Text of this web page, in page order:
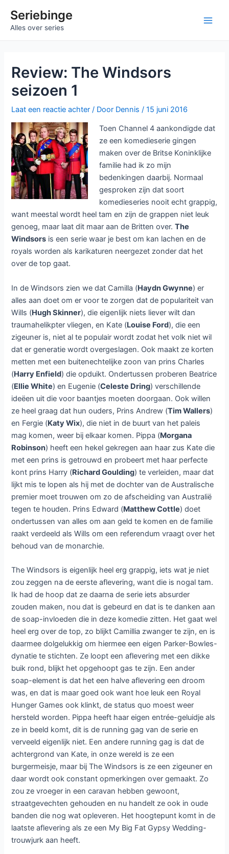
naarSeriebinge
Alles over series
Review: The Windsors
seizoen 1
Laat een reactie achter / Door Dennis/15 juni 2016
Toen Channel 4 aankondigde dat
ze een komedieserie gingen
maken over de Britse Koninklijke
familie had ik zo mijn
bedenkingen daarbij. Normaal
gesproken zijn dat soort
komedieseries nooit echt grappig,
want meestal wordt heel tam en zijn de grappen niet leuk
genoeg, maar laat dit maar aan de Britten over.The
Windsors is een serie waar je best om kan lachen en de
royals worden als karikaturen neergezet zonder dat het
over de top gaat.
In de Windsors zien we dat Camilla (Haydn Gwynne) er
alles aan doet om er voor te zorgen dat de populariteit van
Wills (Hugh Skinner), die eigenlijk niets liever wilt dan
traumahelikpter vliegen, en Kate (Louise Ford), die een
zigeuner is, niet al te populair wordt zodat het volk niet wil
dat er generatie wordt overgeslagen. Ook maakt ze korten
metten met een buitenechtelijke zoon van prins Charles
(Harry Enfield) die opduikt. Ondertussen proberen Beatrice
(Ellie White) en Eugenie (Celeste Dring) verschillende
ideëen uit die voor baantjes moeten doorgaan. Ook willen
ze heel graag dat hun ouders, Prins Andrew (Tim Wallers)
en Fergie (Katy Wix), die niet in de buurt van het paleis
mag komen, weer bij elkaar komen. Pippa (Morgana
Robinson) heeft een hekel gekregen aan haar zus Kate die
met een prins is getrouwd en probeert met haar perfecte
kont prins Harry (Richard Goulding) te verleiden, maar dat
lijkt mis te lopen als hij met de dochter van de Australische
premier moet trouwen om zo de afscheiding van Australië
tegen te houden. Prins Edward (Matthew Cottle) doet
ondertussen van alles om aan geld te komen en de familie
raakt verdeeld als Wills om een referendum vraagt over het
behoud van de monarchie.
The Windsors is eigenlijk heel erg grappig, iets wat je niet
zou zeggen na de eerste aflevering, want die is nogal tam.
Ik had de hoop dat ze daarna de serie iets absurder
zouden maken, nou dat is gebeurd en dat is te danken aan
de soap-invloeden die in deze komedie zitten. Het gaat wel
heel erg over de top, zo blijkt Camillia zwanger te zijn, en is
daarmee dolgelukkig om hiermee een eigen Parker-Bowles-
dynatie te stichten. Ze loopt een aflevering met een dikke
buik rond, blijkt het opgehoopt gas te zijn. Een ander
soap-element is dat het een halve aflevering een droom
was, en dat is maar goed ook want hoe leuk een Royal
Hunger Games ook klinkt, de status quo moest weer
hersteld worden. Pippa heeft haar eigen entrée-geluidje als
ze in beeld komt, dit is de running gag van de serie en
verveeld eigenlijk niet. Een andere running gag is dat de
achtergrond van Kate, in onze wereld is ze een
burgermeisje, maar bij The Windsors is ze een zigeuner en
daar wordt ook constant opmerkingen over gemaakt. Zo
zou ze vroeger in een caravan hebben gewoont,
straatgevechten gehouden en nu handelt ze ook in oude
banden die nog wat opleveren. Het hoogtepunt komt in de
laatste aflevering als ze een My Big Fat Gypsy Wedding-
trouwjurk aan heeft.